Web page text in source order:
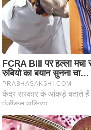
ज्यो
ति
भु
म
हि
मा
/